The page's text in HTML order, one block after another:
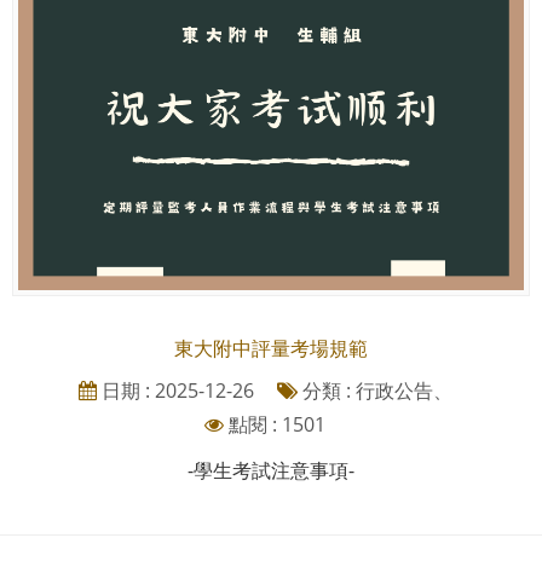
東大附中評量考場規範
日期 : 2025-12-26
分類 : 行政公告、
點閱 : 1501
-學生考試注意事項-